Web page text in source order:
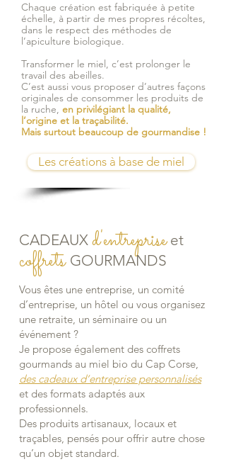
Chaque création est fabriquée à petite
échelle, à partir de mes propres récoltes,
dans le respect des méthodes de
l’apiculture biologique.
Transformer le miel, c’est prolonger le
travail des abeilles.
C’est aussi vous proposer d’autres façons
originales de consommer les produits de
la ruche, en privilégiant la qualité,
l’origine et la traçabilité.
Mais surtout beaucoup de gourmandise !
Les créations à base de miel
CADEAUX d'entrepriseet
coffrets GOURMANDS
Vous êtes une entreprise, un comité
d’entreprise, un hôtel ou vous organisez
une retraite, un séminaire ou un
événement ?
Je propose également des coffrets
gourmands au miel bio du Cap Corse,
des cadeaux d’entreprise personnalisés
et des formats adaptés aux
professionnels.
Des produits artisanaux, locaux et
traçables, pensés pour offrir autre chose
qu’un objet standard.